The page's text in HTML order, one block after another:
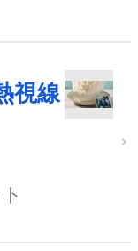
視線